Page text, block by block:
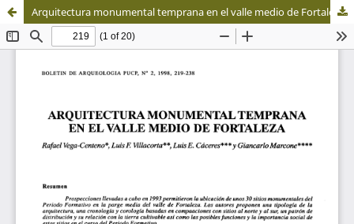
Arquitectura monumental temprana en el valle medio de Fortaleza